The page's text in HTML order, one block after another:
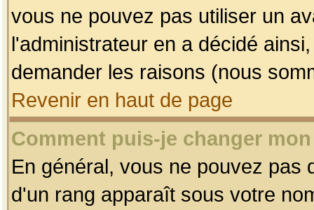
vous ne pouvez pas utiliser un
l'administrateur en a décidé
demander les raisons (nous
Revenir en haut de page
Comment puis-je changer
En général, vous ne pouvez pas
d'un rang apparaît sous votre